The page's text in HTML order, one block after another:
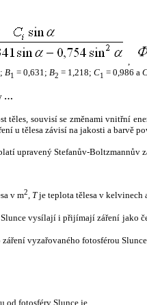
,
B1 = 0,631; B2 = 1,218; C1 = 0,986 a
…
těles, souvisí se změnami vnitřní
u tělesa závisí na jakosti a barvě
upravený Stefanův-Boltzmannův
v m2, Tje teplota tělesa v kelvinech
vysílají i přijímají záření jako
záření vyzařovaného fotosférou
od fotosféry Slunce je